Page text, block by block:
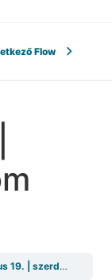
Flow
– Farizom Nyújtás